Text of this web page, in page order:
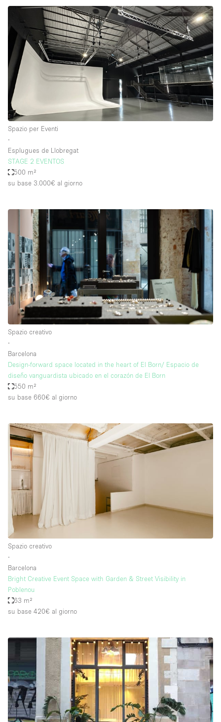
Spazio per Eventi
∙
Esplugues de Llobregat
STAGE 2 EVENTOS
500 m²
su base 3.000€ al giorno
Spazio creativo
∙
Barcelona
Design-forward space located in the heart of El Born/ Espacio de
diseño vanguardista ubicado en el corazón de El Born
550 m²
su base 660€ al giorno
Spazio creativo
∙
Barcelona
Bright Creative Event Space with Garden & Street Visibility in
Poblenou
63 m²
su base 420€ al giorno